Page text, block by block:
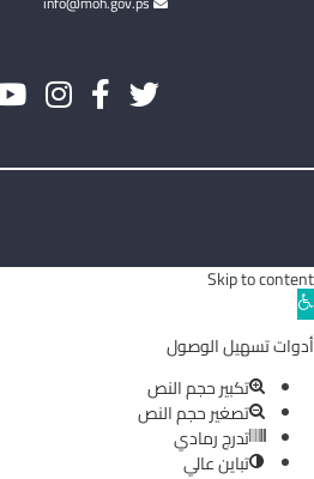
Skip to content
Open
toolbar
أدوات تسهيل الوصول
تكبير حجم النص
تصغير حجم النص
تدرج رمادي
تباين عالي